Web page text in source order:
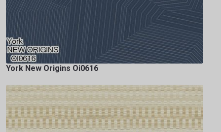
York New Origins Oi0616